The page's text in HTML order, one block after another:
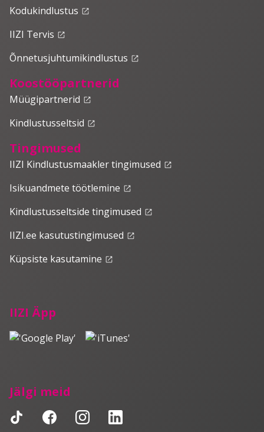
IIZI Äpp
Jälgi meid
Kodukindlustus launch
IIZI Tervis launch
Õnnetusjuhtumikindlustus launch
Koostööpartnerid
Müügipartnerid launch
Kindlustusseltsid launch
Tingimused
IIZI Kindlustusmaakler tingimused launch
Isikuandmete töötlemine launch
Kindlustusseltside tingimused launch
IIZI.ee kasutustingimused launch
Küpsiste kasutamine launch